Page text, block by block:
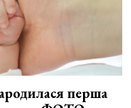
перша